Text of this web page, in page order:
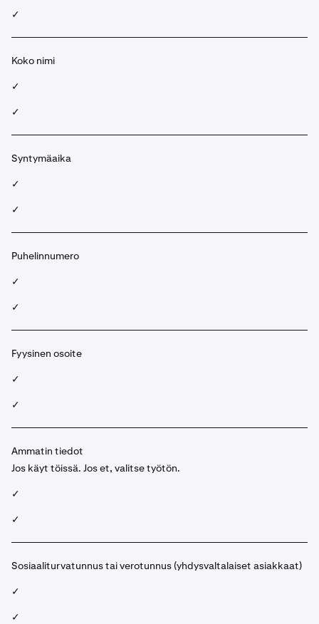
✓
Koko nimi
✓
✓
Syntymäaika
✓
✓
Puhelinnumero
✓
✓
Fyysinen osoite
✓
✓
Ammatin tiedot
Jos käyt töissä. Jos et, valitse työtön.
✓
✓
Sosiaaliturvatunnus tai verotunnus (yhdysvaltalaiset asiakkaat)
✓
✓